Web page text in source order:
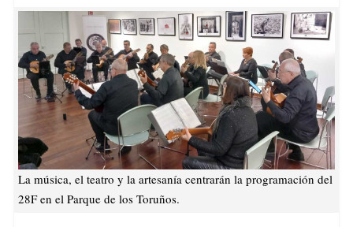
La música, el teatro y la artesanía centrarán la programación del
28F en el Parque de los Toruños.